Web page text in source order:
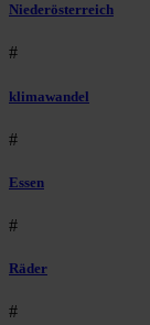
Niederösterreich
#
klimawandel
#
Essen
#
Räder
#